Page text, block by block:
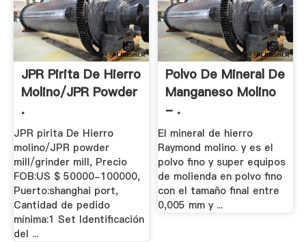
JPR Pirita De Hierro
Molino/JPR Powder
.
JPR pirita De Hierro
molino/JPR powder
mill/grinder mill, Precio
FOB:US $ 50000-100000,
Puerto:shanghai port,
Cantidad de pedido
mínima:1 Set Identificación
del ...
Polvo De Mineral De
Manganeso Molino
- .
El mineral de hierro
Raymond molino. y es el
polvo fino y super equipos
de molienda en polvo fino
con el tamaño final entre
0,005 mm y ...